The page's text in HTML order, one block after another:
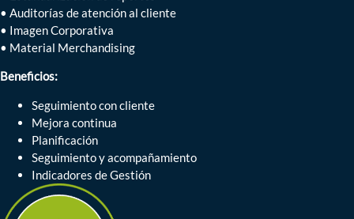
• Auditorías de atención al cliente
• Imagen Corporativa
• Material Merchandising
Beneficios:
Seguimiento con cliente
Mejora continua
Planificación
Seguimiento y acompañamiento
Indicadores de Gestión